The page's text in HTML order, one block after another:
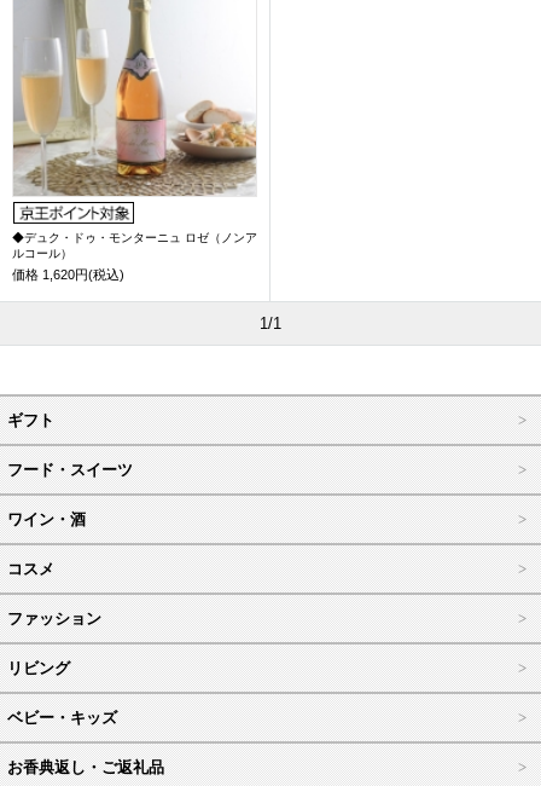
◆デュク・ドゥ・モンターニュ ロゼ（ノンア
ルコール）
価格 1,620円(税込)
1/1
ギフト
フード・スイーツ
ワイン・酒
コスメ
ファッション
リビング
ベビー・キッズ
お香典返し・ご返礼品